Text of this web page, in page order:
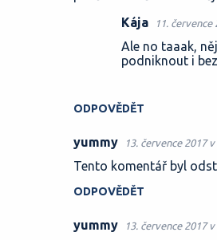
ODPOVĚDĚT
Kája 11. července
Ale no taaak,
podniknout i
yummy 13. července 2017 v
Tento komentář byl
ODPOVĚDĚT
yummy 13. července 2017 v